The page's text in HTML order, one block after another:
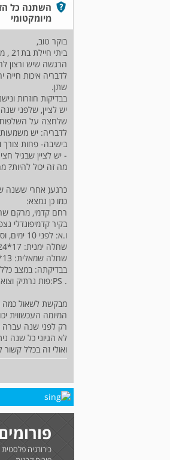
השתנה כל
מיומקטומי
בוקר טוב,
הרגשה שיש ורצון
לדבריה איכות
שתן.
בבדיקות חוזרות
שלחצה על
לדבריה: יש
בישיבה- פחות
- יש לציין שבגיל
מה זה יכול להיות?
כרגע( אחרי ששנה
כמו כן נמצא:
רחם קדמי, מרקם שרירני, רירית 4.8 מ"מ
בקיר קדמיפונדלי נצפה שרירן 23*20 מ"מ, שחלות
ו.א: לפני 10 ימים, וסתות סדירות 28/5.
שחלה ימנית: 17*24 מ"מ נצפו זקיקים קטנים
שחלה שמאלית: 13*27 מ"מ נצפו זקיקים קטנים
בבדיקתה: במצב
. PS:פות נרתיק וצואר במראה תקין, ללא דמם או הפר קדמי, ללא רגישות אגנית. TVS:.
המיומה העכשווית
רק לפני שנה עברה
לא הגיוני כל שנה
ואולי זה בכלל
פורומים
כירורגיה פלסטית